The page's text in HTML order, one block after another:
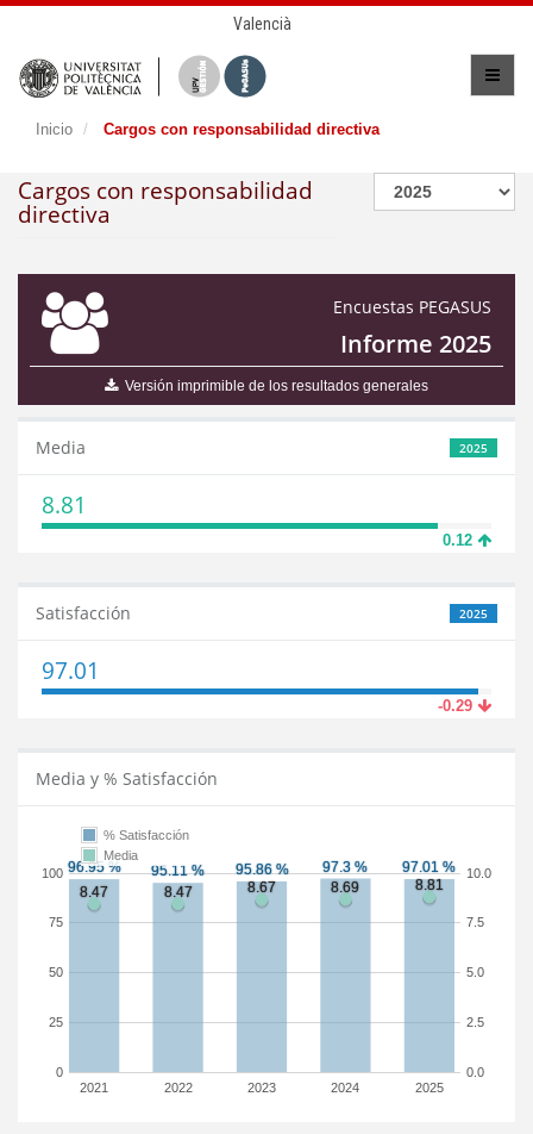
Valencià
Inicio Cargos con responsabilidad directiva
Cargos con responsabilidad
directiva
Encuestas PEGASUS
Informe 2025
Versión imprimible de los resultados generales
2025
Media
8.81
0.12
2025
Satisfacción
97.01
-0.29
Media y % Satisfacción
2021 2022 2023 2024 2025
0
25
50
75
100
0.0
2.5
5.0
7.5
10.0
% Satisfacción
Media